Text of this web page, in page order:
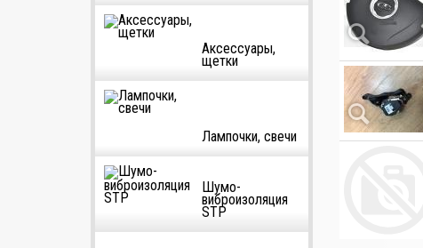
Аксессуары,
щетки
Лампочки, свечи
Шумо-
виброизоляция
STP